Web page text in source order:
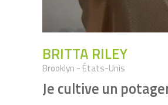
BRITTA RILEY
Brooklyn - États-Unis
Je cultive un